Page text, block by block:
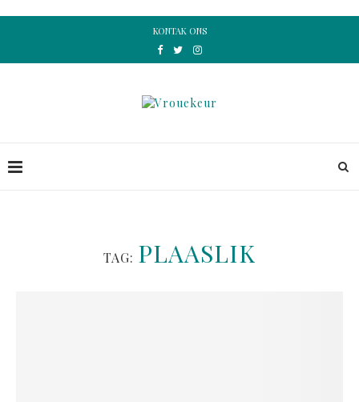
KONTAK ONS
TAG: PLAASLIK